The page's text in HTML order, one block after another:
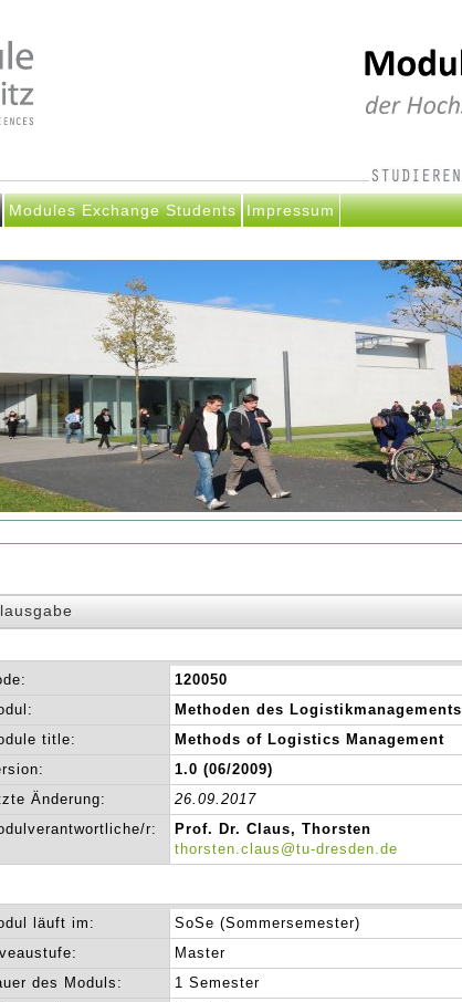
Modules Exchange Students Impressum
120050
Methoden des Logistikmanagements
title:
Methods of Logistics Management
1.0 (06/2009)
Änderung:
26.09.2017
r:
Prof. Dr. Claus, Thorsten
thorsten.claus@tu-dresden.de
läuft im:
SoSe (Sommersemester)
Master
des Moduls:
1 Semester